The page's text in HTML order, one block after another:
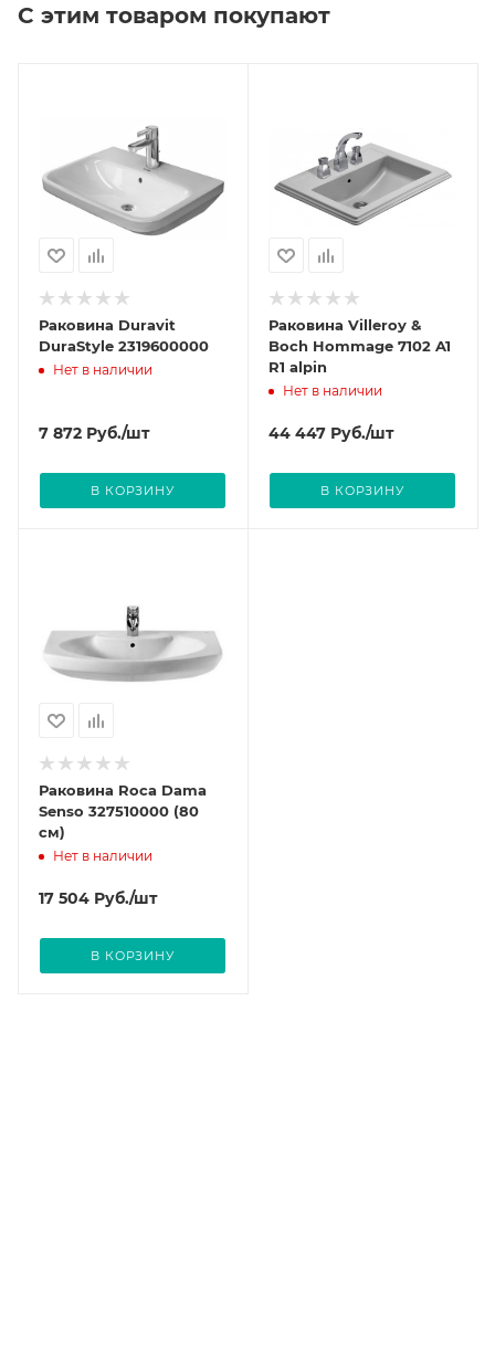
С этим товаром покупают
Раковина Duravit
DuraStyle 2319600000
Нет в наличии
7 872 Руб./шт
В КОРЗИНУ
Раковина Villeroy &
Boch Hommage 7102 A1
R1 alpin
Нет в наличии
44 447 Руб./шт
В КОРЗИНУ
Раковина Roca Dama
Senso 327510000 (80
см)
Нет в наличии
17 504 Руб./шт
В КОРЗИНУ